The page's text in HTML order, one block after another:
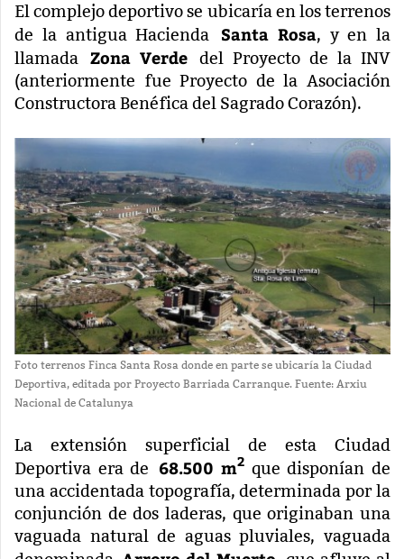
El complejo deportivo se ubicaría en los terrenos
de la antigua Hacienda Santa Rosa, y en la
llamada Zona Verde del Proyecto de la INV
(anteriormente fue Proyecto de la Asociación
Constructora Benéfica del Sagrado Corazón).
Foto terrenos Finca Santa Rosa donde en parte se ubicaría la Ciudad
Deportiva, editada por Proyecto Barriada Carranque. Fuente: Arxiu
Nacional de Catalunya
La extensión superficial de esta Ciudad
Deportiva era de 68.500 m2 que disponían de
una accidentada topografía, determinada por la
conjunción de dos laderas, que originaban una
vaguada natural de aguas pluviales, vaguada